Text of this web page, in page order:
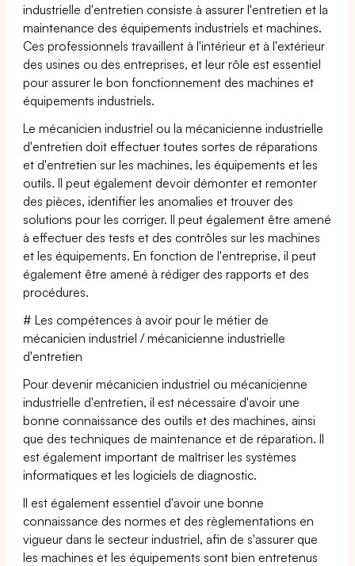
industrielle d'entretien consiste à assurer l'entretien et la
maintenance des équipements industriels et machines.
Ces professionnels travaillent à l'intérieur et à l'extérieur
des usines ou des entreprises, et leur rôle est essentiel
pour assurer le bon fonctionnement des machines et
équipements industriels.
Le mécanicien industriel ou la mécanicienne industrielle
d'entretien doit effectuer toutes sortes de réparations
et d'entretien sur les machines, les équipements et les
outils. Il peut également devoir démonter et remonter
des pièces, identifier les anomalies et trouver des
solutions pour les corriger. Il peut également être amené
à effectuer des tests et des contrôles sur les machines
et les équipements. En fonction de l'entreprise, il peut
également être amené à rédiger des rapports et des
procédures.
# Les compétences à avoir pour le métier de
mécanicien industriel / mécanicienne industrielle
d'entretien
Pour devenir mécanicien industriel ou mécanicienne
industrielle d'entretien, il est nécessaire d'avoir une
bonne connaissance des outils et des machines, ainsi
que des techniques de maintenance et de réparation. Il
est également important de maîtriser les systèmes
informatiques et les logiciels de diagnostic.
Il est également essentiel d'avoir une bonne
connaissance des normes et des règlementations en
vigueur dans le secteur industriel, afin de s'assurer que
les machines et les équipements sont bien entretenus